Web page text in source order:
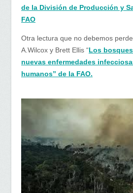
de la División de Producción y
FAO
Otra lectura que no debemos
A.Wilcox y Brett Ellis “Los
nuevas enfermedades
humanos” de la FAO.